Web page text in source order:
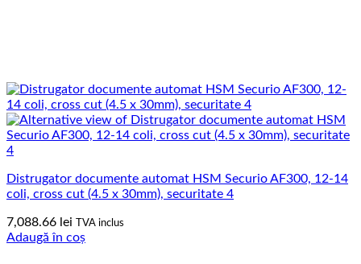
Distrugator documente automat HSM Securio AF300, 12-14
coli, cross cut (4.5 x 30mm), securitate 4
7,088.66 lei TVA inclus
Adaugă în coș